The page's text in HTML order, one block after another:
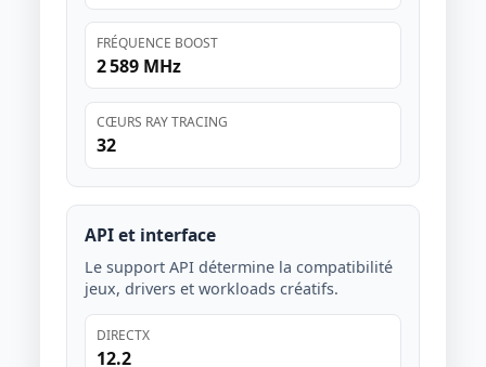
FRÉQUENCE BOOST
2 589 MHz
CŒURS RAY TRACING
32
API et interface
Le support API détermine la compatibilité
jeux, drivers et workloads créatifs.
DIRECTX
12.2